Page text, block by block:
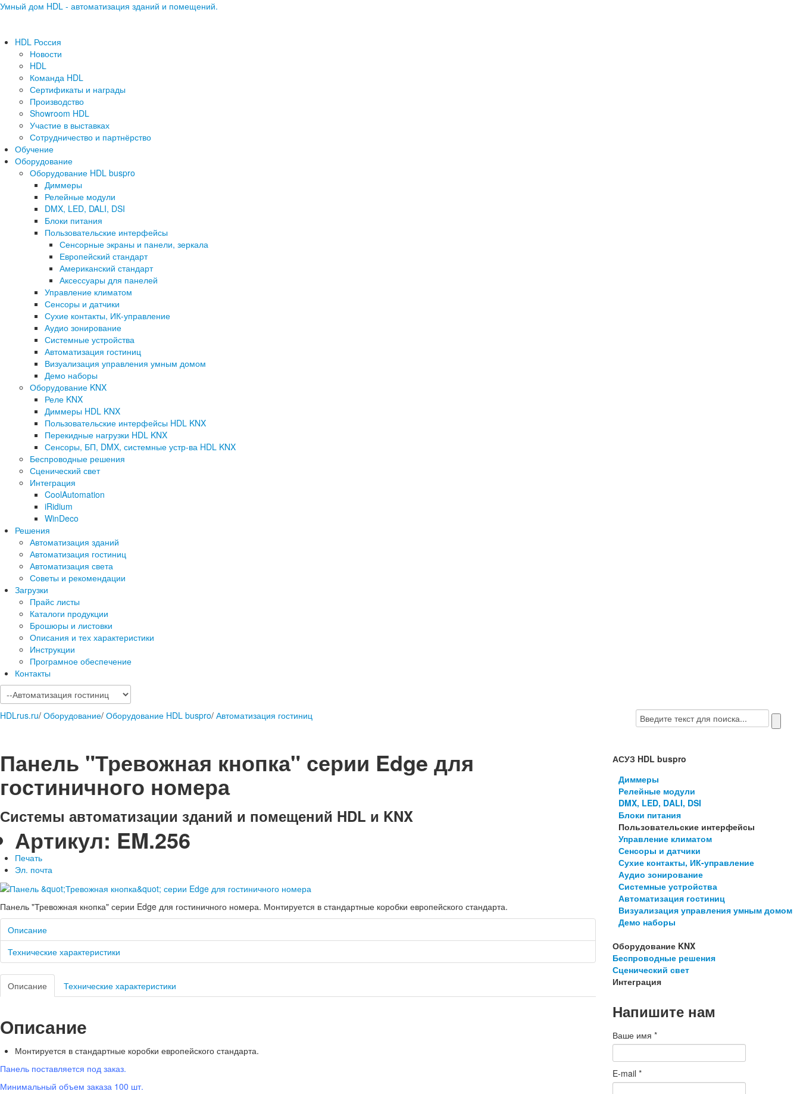
Умный дом HDL - автоматизация зданий и помещений.
HDL Россия
Новости
HDL
Команда HDL
Сертификаты и награды
Производство
Showroom HDL
Участие в выставках
Сотрудничество и партнёрство
Обучение
Оборудование
Оборудование HDL buspro
Диммеры
Релейные модули
DMX, LED, DALI, DSI
Блоки питания
Пользовательские интерфейсы
Сенсорные экраны и панели, зеркала
Европейский стандарт
Американский стандарт
Аксессуары для панелей
Управление климатом
Сенсоры и датчики
Сухие контакты, ИК-управление
Аудио зонирование
Системные устройства
Автоматизация гостиниц
Визуализация управления умным домом
Демо наборы
Оборудование KNX
Реле KNX
Диммеры HDL KNX
Пользовательские интерфейсы HDL KNX
Перекидные нагрузки HDL KNX
Сенсоры, БП, DMX, системные устр-ва HDL KNX
Беспроводные решения
Сценический свет
Интеграция
CoolAutomation
iRidium
WinDeco
Решения
Автоматизация зданий
Автоматизация гостиниц
Автоматизация света
Советы и рекомендации
Загрузки
Прайс листы
Каталоги продукции
Брошюры и листовки
Описания и тех характеристики
Инструкции
Програмное обеспечение
Контакты
HDLrus.ru/ Оборудование/ Оборудование HDL buspro/ Автоматизация гостиниц
Панель "Тревожная кнопка" серии Edge для
гостиничного номера
Системы автоматизации зданий и помещений HDL и KNX
Артикул: EM.256
Печать
Эл. почта
Панель "Тревожная кнопка" серии Edge для гостиничного номера. Монтируется в стандартные коробки европейского стандарта.
Описание
Технические характеристики
Описание Технические характеристики
Описание
Монтируется в стандартные коробки европейского стандарта.
Панель поставляется под заказ.
Минимальный объем заказа 100 шт.
АСУЗ HDL buspro
Диммеры
Релейные модули
DMX, LED, DALI, DSI
Блоки питания
Пользовательские интерфейсы
Управление климатом
Сенсоры и датчики
Сухие контакты, ИК-управление
Аудио зонирование
Системные устройства
Автоматизация гостиниц
Визуализация управления умным домом
Демо наборы
Оборудование KNX
Беспроводные решения
Сценический свет
Интеграция
Напишите нам
Ваше имя*
E-mail*